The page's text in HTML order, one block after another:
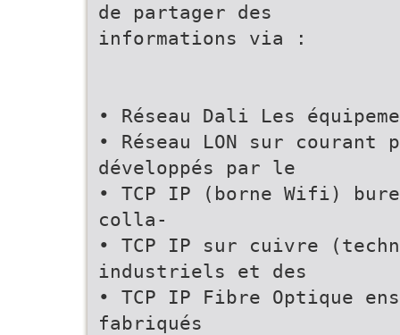
de partager des
informations via :
• Réseau Dali Les
• Réseau LON sur
développés par le
• TCP IP (borne Wifi)
colla-
• TCP IP sur cuivre
industriels et des
• TCP IP Fibre Optique
fabriqués